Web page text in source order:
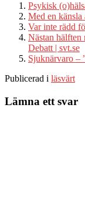
Psykisk
Med en känsla
Var inte rädd
Nästan hälften
Debatt | svt.se
Sjuknärvaro –
Publicerad i läsvärt
Lämna ett svar